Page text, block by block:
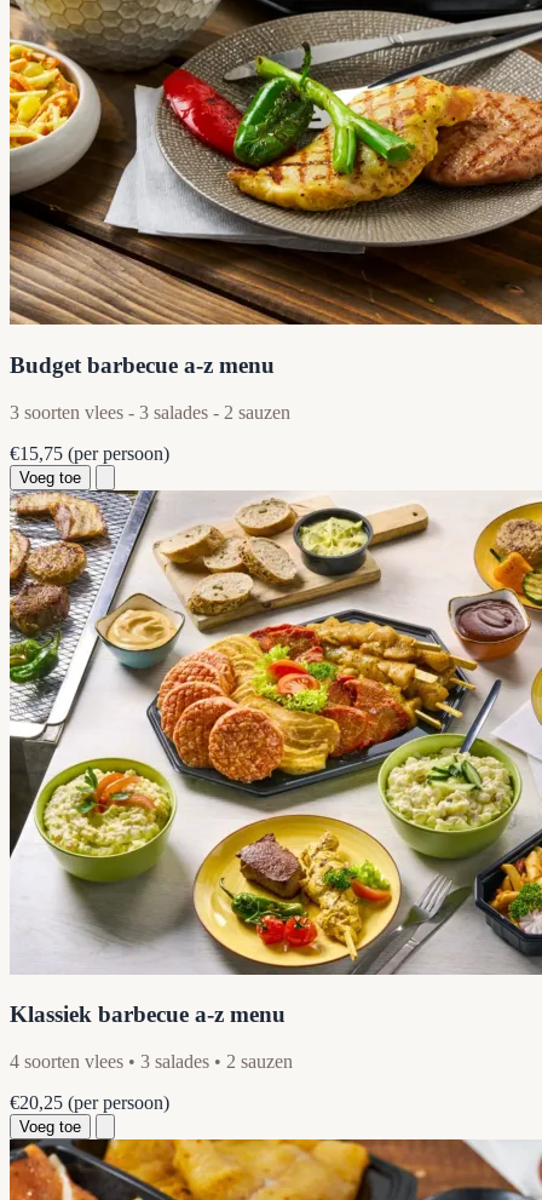
Budget barbecue a-z menu
3 soorten vlees - 3 salades - 2 sauzen
€15,75 (per persoon)
Voeg toe
Klassiek barbecue a-z menu
4 soorten vlees • 3 salades • 2 sauzen
€20,25 (per persoon)
Voeg toe